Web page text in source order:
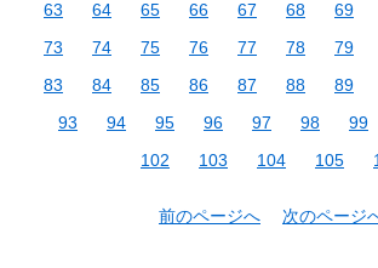
63
64 65 66 67 68 69
73
74 75 76 77 78 79
83
84 85 86 87 88 89
93
94 95 96 97 98 99
102
103 104 105
前のページへ 次のページ